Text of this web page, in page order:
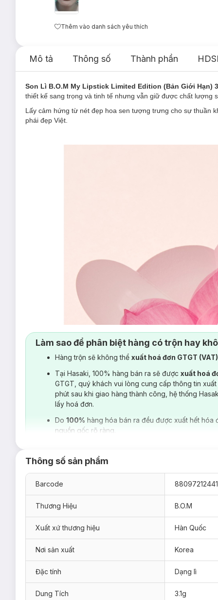
Thêm vào danh sách yêu thích
Mô tả Thông số Thành phần
Son Lì B.O.M My Lipstick Limited Edition (Bản Giới Hạn)
thiết kế sang trọng và tinh tế nhưng vẫn giữ được chất lượng
Lấy cảm hứng từ nét đẹp hoa sen tượng trưng cho sự thuần
phái đẹp Việt.
802 My Cherry Red - Đỏ Cherry
Làm sao để phân biệt hàng có trộn hay
Hàng trộn sẽ không thể xuất hoá đơn GTGT
Tại Hasaki, 100% hàng bán ra sẽ được xuất hoá
GTGT, quý khách vui lòng cung cấp thông tin
phút sau khi giao hàng thành công, hệ thống
lấy hoá đơn.
Do 100% hàng hóa bán ra đều được xuất hết hóa
nguồn gốc rõ ràng.
Thông số sản phẩm
Barcode
Thương Hiệu B.O.M
Xuất xứ thương hiệu Hàn Quốc
Nơi sản xuất Korea
Đặc tính Dạng lì
Dung Tích 3.1g